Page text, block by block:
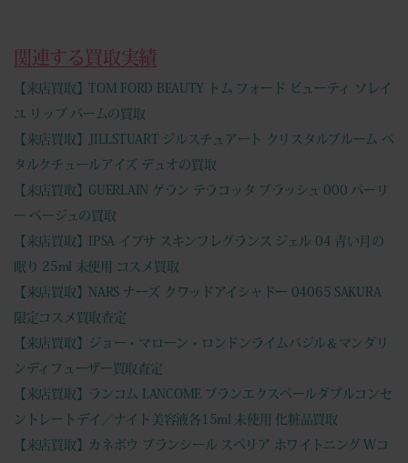
関連する買取実績
【来店買取】TOM FORD BEAUTY トム フォード ビューティ ソレイ
ユ リップ バームの買取
【来店買取】JILLSTUART ジルスチュアート クリスタルブルーム ペ
タルクチュールアイズ デュオの買取
【来店買取】GUERLAIN ゲラン テラコッタ ブラッシュ 000 パーリ
ー ベージュの買取
【来店買取】IPSA イプサ スキンフレグランス ジェル 04 青い月の
眠り 25ml 未使用 コスメ買取
【来店買取】NARS ナーズ クワッドアイシャドー 04065 SAKURA
限定コスメ買取査定
【来店買取】ジョー・マローン・ロンドンライムバジル＆マンダリ
ンディフューザー買取査定
【来店買取】ランコム LANCOME ブランエクスペールダブルコンセ
ントレートデイ／ナイト美容液各15ml 未使用 化粧品買取
【来店買取】カネボウ ブランシール スペリア ホワイトニング Wコ